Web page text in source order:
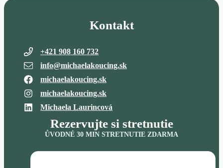
Kontakt
+421 908 160 732
info@michaelakoucing.sk
michaelakoucing.sk
michaelakoucing.sk
Michaela Laurincová
Rezervujte si stretnutie
ŮVODNÉ 30 MIN STRETNUTIE ZDARMA